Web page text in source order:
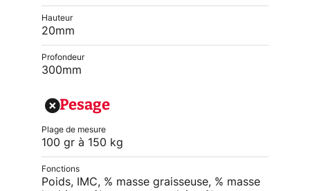
Hauteur
20mm
Profondeur
300mm
Pesage
Plage de mesure
100 gr à 150 kg
Fonctions
Poids, IMC, % masse graisseuse, % masse